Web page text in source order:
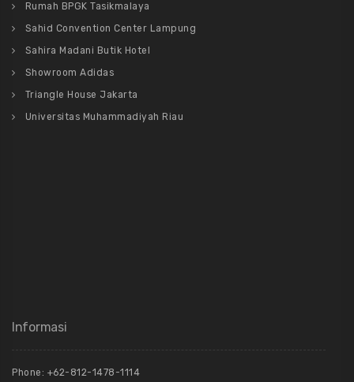
Rumah BPGK Tasikmalaya
Sahid Convention Center Lampung
Sahira Madani Butik Hotel
Showroom Adidas
Triangle House Jakarta
Universitas Muhammadiyah Riau
Informasi
Phone: +62-812-1478-1114